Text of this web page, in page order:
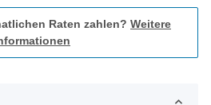
Raten zahlen? Weitere